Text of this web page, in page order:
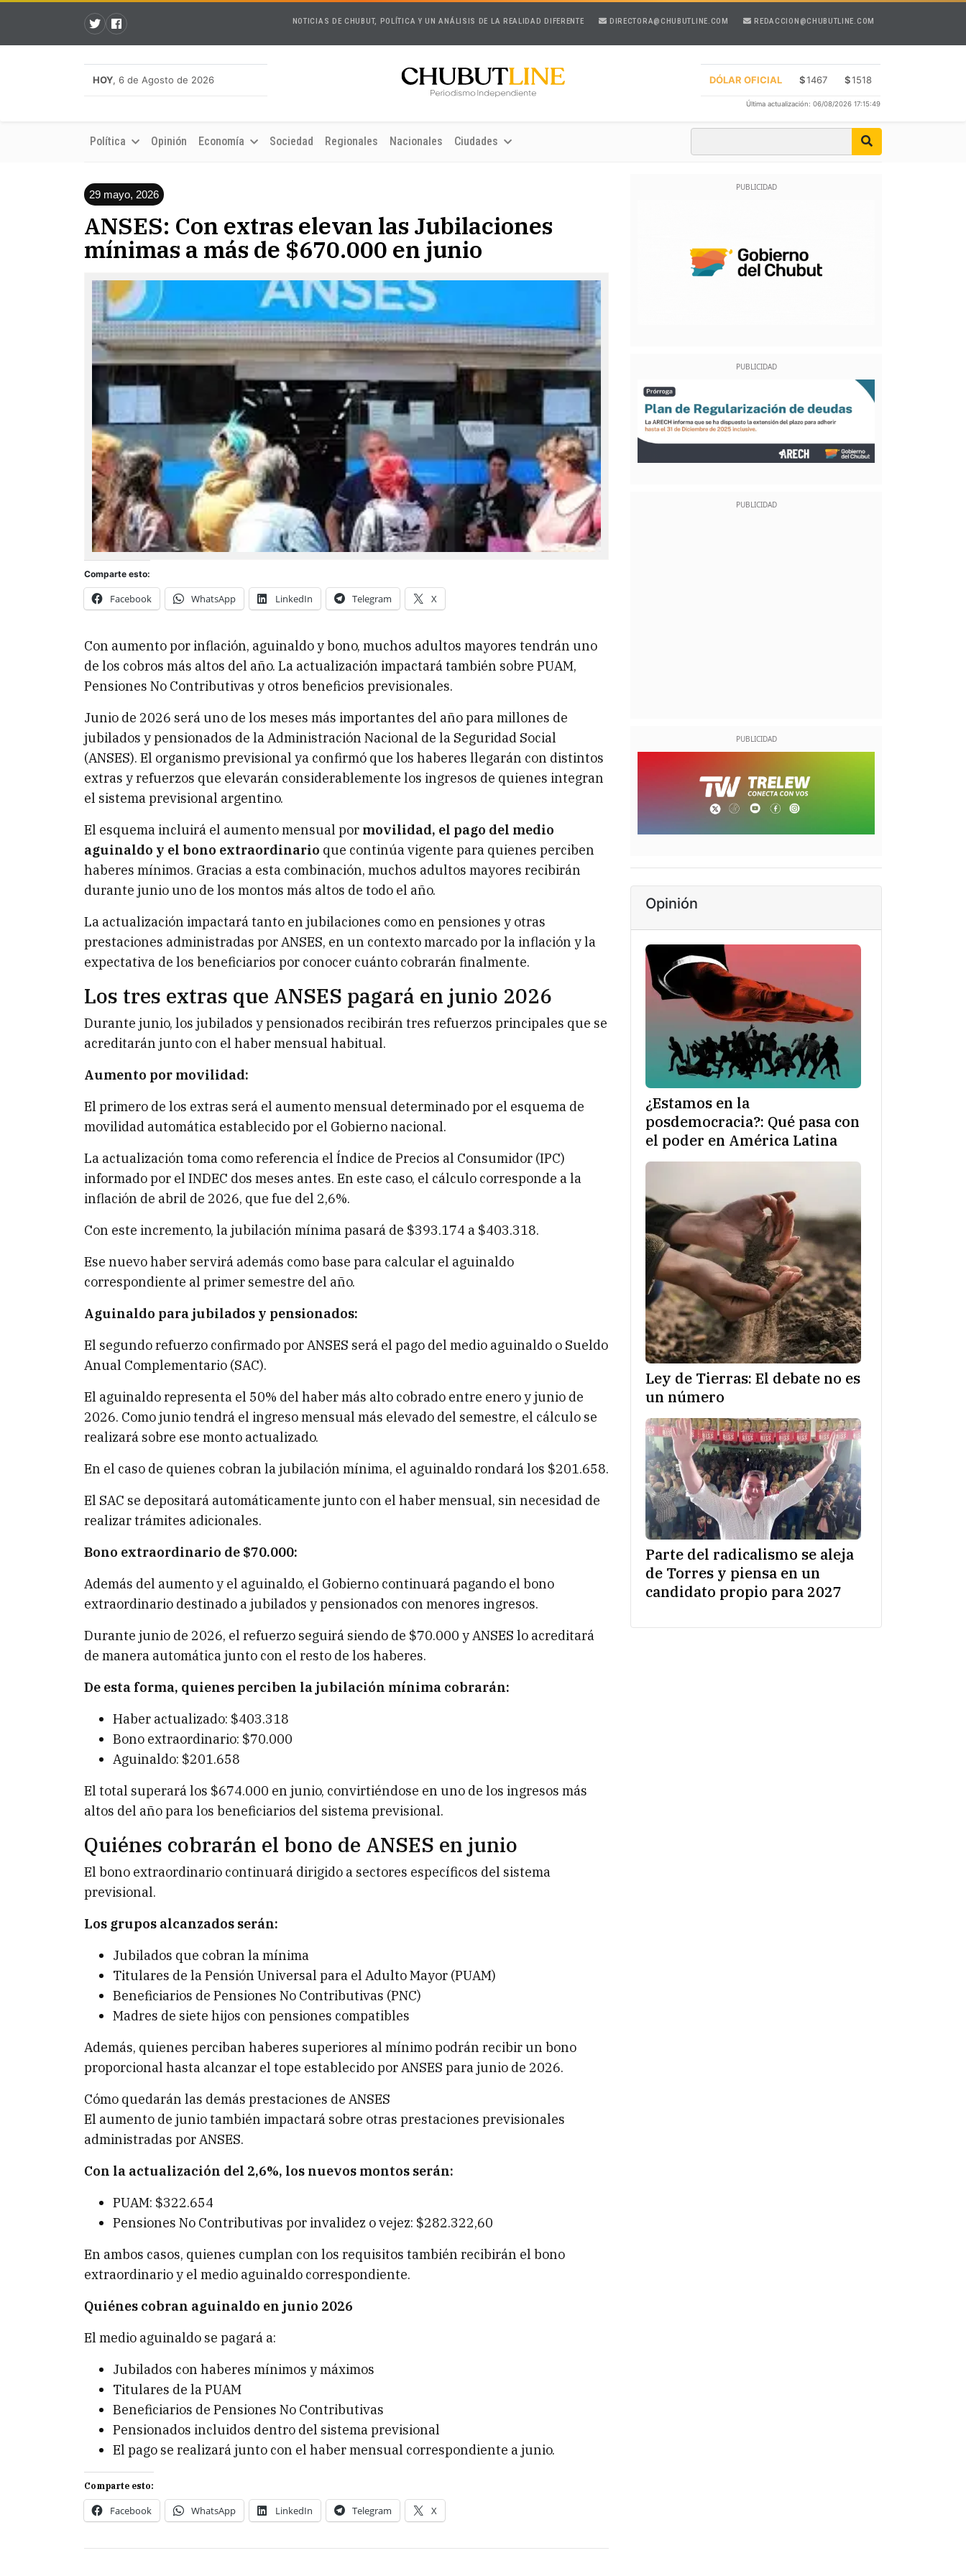
NOTICIAS DE CHUBUT, POLÍTICA Y UN ANÁLISIS DE LA REALIDAD DIFERENTE DIRECTORA@CHUBUTLINE.COM REDACCION@CHUBUTLINE.COM
HOY, 6 de Agosto de 2026 DÓLAR OFICIAL $1467 $1518
Última actualización: 06/08/2026 17:15:49
Política Opinión Economía Sociedad Regionales Nacionales Ciudades
29 mayo, 2026
ANSES: Con extras elevan las Jubilaciones
mínimas a más de $670.000 en junio
Comparte esto:
Facebook WhatsApp LinkedIn Telegram X
Con aumento por inflación, aguinaldo y bono, muchos adultos mayores tendrán uno
de los cobros más altos del año. La actualización impactará también sobre PUAM,
Pensiones No Contributivas y otros beneficios previsionales.
Junio de 2026 será uno de los meses más importantes del año para millones de
jubilados y pensionados de la Administración Nacional de la Seguridad Social
(ANSES). El organismo previsional ya confirmó que los haberes llegarán con distintos
extras y refuerzos que elevarán considerablemente los ingresos de quienes integran
el sistema previsional argentino.
El esquema incluirá el aumento mensual por movilidad, el pago del medio
aguinaldo y el bono extraordinario que continúa vigente para quienes perciben
haberes mínimos. Gracias a esta combinación, muchos adultos mayores recibirán
durante junio uno de los montos más altos de todo el año.
La actualización impactará tanto en jubilaciones como en pensiones y otras
prestaciones administradas por ANSES, en un contexto marcado por la inflación y la
expectativa de los beneficiarios por conocer cuánto cobrarán finalmente.
Los tres extras que ANSES pagará en junio 2026
Durante junio, los jubilados y pensionados recibirán tres refuerzos principales que se
acreditarán junto con el haber mensual habitual.
Aumento por movilidad:
El primero de los extras será el aumento mensual determinado por el esquema de
movilidad automática establecido por el Gobierno nacional.
La actualización toma como referencia el Índice de Precios al Consumidor (IPC)
informado por el INDEC dos meses antes. En este caso, el cálculo corresponde a la
inflación de abril de 2026, que fue del 2,6%.
Con este incremento, la jubilación mínima pasará de $393.174 a $403.318.
Ese nuevo haber servirá además como base para calcular el aguinaldo
correspondiente al primer semestre del año.
Aguinaldo para jubilados y pensionados:
El segundo refuerzo confirmado por ANSES será el pago del medio aguinaldo o Sueldo
Anual Complementario (SAC).
El aguinaldo representa el 50% del haber más alto cobrado entre enero y junio de
2026. Como junio tendrá el ingreso mensual más elevado del semestre, el cálculo se
realizará sobre ese monto actualizado.
En el caso de quienes cobran la jubilación mínima, el aguinaldo rondará los $201.658.
El SAC se depositará automáticamente junto con el haber mensual, sin necesidad de
realizar trámites adicionales.
Bono extraordinario de $70.000:
Además del aumento y el aguinaldo, el Gobierno continuará pagando el bono
extraordinario destinado a jubilados y pensionados con menores ingresos.
Durante junio de 2026, el refuerzo seguirá siendo de $70.000 y ANSES lo acreditará
de manera automática junto con el resto de los haberes.
De esta forma, quienes perciben la jubilación mínima cobrarán:
Haber actualizado: $403.318
Bono extraordinario: $70.000
Aguinaldo: $201.658
El total superará los $674.000 en junio, convirtiéndose en uno de los ingresos más
altos del año para los beneficiarios del sistema previsional.
Quiénes cobrarán el bono de ANSES en junio
El bono extraordinario continuará dirigido a sectores específicos del sistema
previsional.
Los grupos alcanzados serán:
Jubilados que cobran la mínima
Titulares de la Pensión Universal para el Adulto Mayor (PUAM)
Beneficiarios de Pensiones No Contributivas (PNC)
Madres de siete hijos con pensiones compatibles
Además, quienes perciban haberes superiores al mínimo podrán recibir un bono
proporcional hasta alcanzar el tope establecido por ANSES para junio de 2026.
Cómo quedarán las demás prestaciones de ANSES
El aumento de junio también impactará sobre otras prestaciones previsionales
administradas por ANSES.
Con la actualización del 2,6%, los nuevos montos serán:
PUAM: $322.654
Pensiones No Contributivas por invalidez o vejez: $282.322,60
En ambos casos, quienes cumplan con los requisitos también recibirán el bono
extraordinario y el medio aguinaldo correspondiente.
Quiénes cobran aguinaldo en junio 2026
El medio aguinaldo se pagará a:
Jubilados con haberes mínimos y máximos
Titulares de la PUAM
Beneficiarios de Pensiones No Contributivas
Pensionados incluidos dentro del sistema previsional
El pago se realizará junto con el haber mensual correspondiente a junio.
Comparte esto:
Facebook WhatsApp LinkedIn Telegram X
Opinión
¿Estamos en la
posdemocracia?: Qué pasa con
el poder en América Latina
Ley de Tierras: El debate no es
un número
Parte del radicalismo se aleja
de Torres y piensa en un
candidato propio para 2027